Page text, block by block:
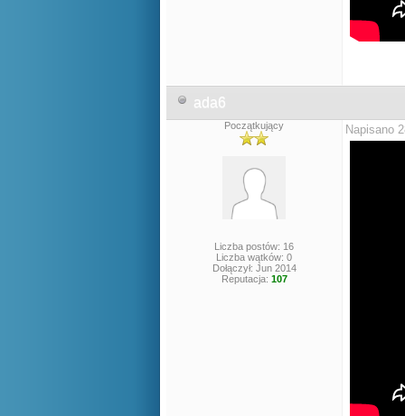
ada6
Początkujący
Liczba postów: 16
Liczba wątków: 0
Dołączył: Jun 2014
Reputacja: 107
Napisano